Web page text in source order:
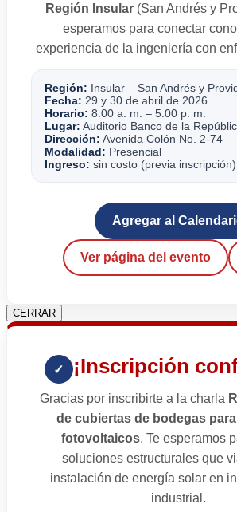
Región Insular (San Andrés y
esperamos para conectar
experiencia de la ingeniería con
Región: Insular – San Andrés y
Fecha: 29 y 30 de abril de 2026
Horario: 8:00 a. m. – 5:00 p. m.
Lugar: Auditorio Banco de la
Dirección: Avenida Colón No. 2-74
Modalidad: Presencial
Ingreso: sin costo (previa inscripción)
Agregar al
Ver página del evento
CERRAR
✓ ¡Inscripción
Gracias por inscribirte a la charla
de cubiertas de bodegas
fotovoltaicos. Te esperamos
soluciones estructurales que
instalación de energía solar en
industrial.